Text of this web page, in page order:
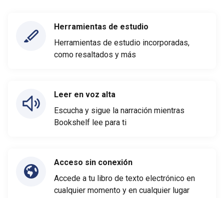
Herramientas de estudio
Herramientas de estudio incorporadas,
como resaltados y más
Leer en voz alta
Escucha y sigue la narración mientras
Bookshelf lee para ti
Acceso sin conexión
Accede a tu libro de texto electrónico en
cualquier momento y en cualquier lugar